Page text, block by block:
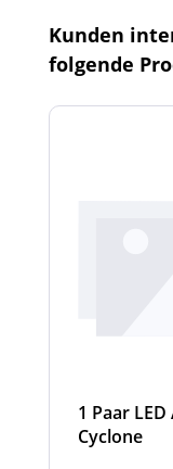
Produktgalerie
Kunden
folgende
1 Paar
Cyclone